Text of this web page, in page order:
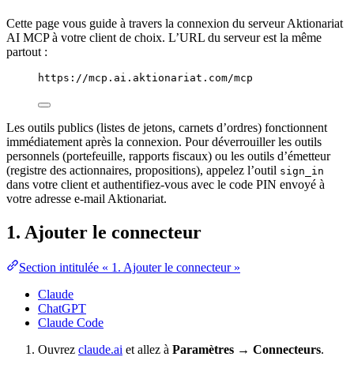
Cette page vous guide à travers la connexion du serveur Aktionariat
AI MCP à votre client de choix. L’URL du serveur est la même
partout :
https://mcp.ai.aktionariat.com/mcp
Les outils publics (listes de jetons, carnets d’ordres) fonctionnent
immédiatement après la connexion. Pour déverrouiller les outils
personnels (portefeuille, rapports fiscaux) ou les outils d’émetteur
(registre des actionnaires, propositions), appelez l’outil sign_in
dans votre client et authentifiez-vous avec le code PIN envoyé à
votre adresse e-mail Aktionariat.
1. Ajouter le connecteur
Section intitulée « 1. Ajouter le connecteur »
Claude
ChatGPT
Claude Code
Ouvrez claude.ai et allez à Paramètres → Connecteurs.